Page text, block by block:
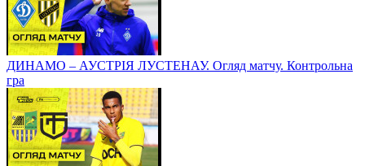
ДИНАМО – АУСТРІЯ ЛУСТЕНАУ. Огляд матчу. Контрольна
гра